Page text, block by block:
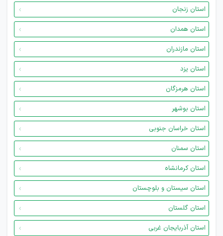
استان زنجان
استان همدان
استان مازندران
استان یزد
استان هرمزگان
استان بوشهر
استان خراسان جنوبی
استان سمنان
استان کرمانشاه
استان سیستان و بلوچستان
استان گلستان
استان آذربایجان غربی